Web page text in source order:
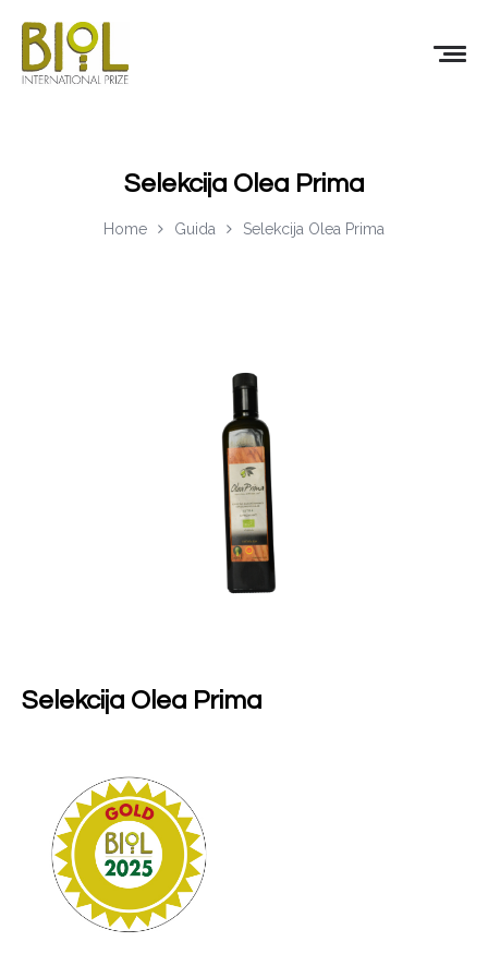
Selekcija Olea Prima
Home Guida Selekcija Olea Prima
Selekcija Olea Prima